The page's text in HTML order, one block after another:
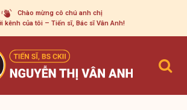
Chào mừng cô chú anh chị
kênh của tôi – Tiến sĩ, Bác sĩ Vân Anh!